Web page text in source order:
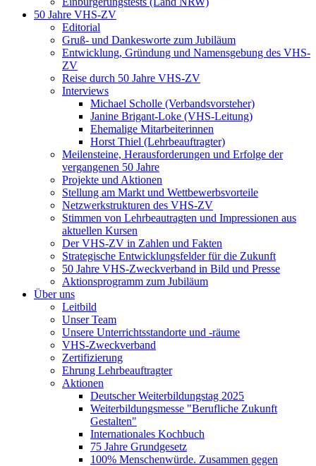
50 Jahre VHS-ZV
Editorial
Gruß- und Dankesworte zum Jubiläum
Entwicklung, Gründung und Namensgebung des VHS-
ZV
Reise durch 50 Jahre VHS-ZV
Interviews
Michael Scholle (Verbandsvorsteher)
Janine Brigant-Loke (VHS-Leitung)
Ehemalige Mitarbeiterinnen
Horst Thiel (Lehrbeauftragter)
Meilensteine, Herausforderungen und Erfolge der
vergangenen 50 Jahre
Projekte und Aktionen
Stellung am Markt und Wettbewerbsvorteile
Netzwerkstrukturen des VHS-ZV
Stimmen von Lehrbeautragten und Impressionen aus
aktuellen Kursen
Der VHS-ZV in Zahlen und Fakten
Strategische Entwicklungsfelder für die Zukunft
50 Jahre VHS-Zweckverband in Bild und Presse
Aktionsprogramm zum Jubiläum
Über uns
Leitbild
Unser Team
Unsere Unterrichtsstandorte und -räume
VHS-Zweckverband
Zertifizierung
Ehrung Lehrbeauftragter
Aktionen
Deutscher Weiterbildungstag 2025
Weiterbildungsmesse "Berufliche Zukunft
Gestalten"
Internationales Kochbuch
75 Jahre Grundgesetz
100% Menschenwürde. Zusammen gegen